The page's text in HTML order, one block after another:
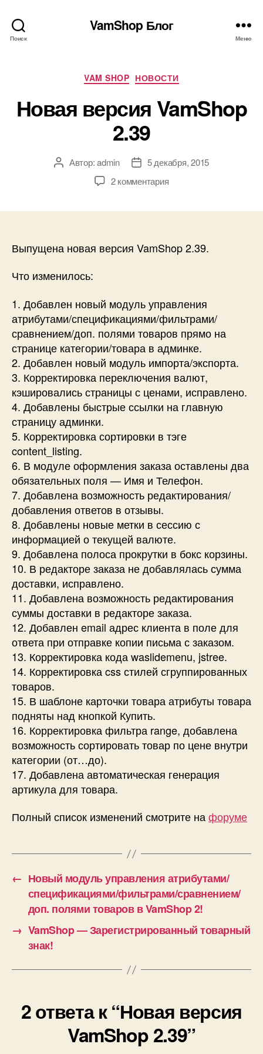
Поиск
VamShop Блог
Меню
Рубрики
VAM SHOP НОВОСТИ
Новая версия VamShop
2.39
АвторАвтор:admin
Дата5 декабря, 2015
2 комментарияк
2.39
Выпущена новая версия VamShop 2.39.
Что изменилось:
1. Добавлен новый модуль управления
атрибутами/спецификациями/фильтрами/
сравнением/доп. полями товаров прямо на
странице категории/товара в админке.
2. Добавлен новый модуль импорта/экспорта.
3. Корректировка переключения валют,
кэшировались страницы с ценами, исправлено.
4. Добавлены быстрые ссылки на главную
страницу админки.
5. Корректировка сортировки в тэге
content_listing.
6. В модуле оформления заказа оставлены два
обязательных поля — Имя и Телефон.
7. Добавлена возможность редактирования/
добавления ответов в отзывы.
8. Добавлены новые метки в сессию с
информацией о текущей валюте.
9. Добавлена полоса прокрутки в бокс корзины.
10. В редакторе заказа не добавлялась сумма
доставки, исправлено.
11. Добавлена возможность редактирования
суммы доставки в редакторе заказа.
12. Добавлен email адрес клиента в поле для
ответа при отправке копии письма с заказом.
13. Корректировка кода waslidemenu, jstree.
14. Корректировка css стилей сгруппированных
товаров.
15. В шаблоне карточки товара атрибуты товара
подняты над кнопкой Купить.
16. Корректировка фильтра range, добавлена
возможность сортировать товар по цене внутри
категории (от…до).
17. Добавлена автоматическая генерация
артикула для товара.
Полный список изменений смотрите нафоруме
← Новый модуль управления атрибутами/
спецификациями/фильтрами/сравнением/
доп. полями товаров в VamShop 2!
→ VamShop — Зарегистрированный товарный
знак!
2 ответа к “Новая версия
VamShop 2.39”